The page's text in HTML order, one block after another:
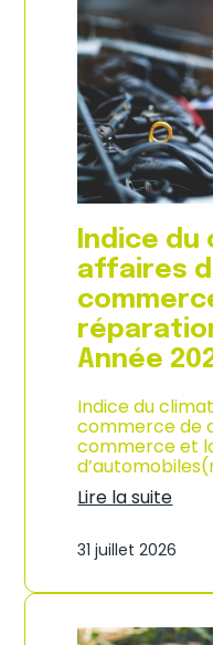
e
s
p
r
i
x
à
l
a
c
o
n
s
o
m
m
a
t
o
n
à
L
R
u
n
o
n
Indice du
affaires
Année
Indice du
commerce de
commerce et
Lire la suite
n
i
e
31 juillet 2026